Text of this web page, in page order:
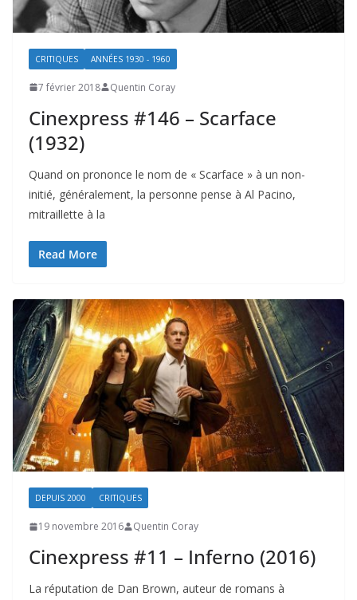
CRITIQUES ANNÉES 1930 - 1960
7 février 2018 Quentin Coray
Cinexpress #146 – Scarface
(1932)
Quand on prononce le nom de « Scarface » à un non-
initié, généralement, la personne pense à Al Pacino,
mitraillette à la
Read More
DEPUIS 2000 CRITIQUES
19 novembre 2016 Quentin Coray
Cinexpress #11 – Inferno (2016)
La réputation de Dan Brown, auteur de romans à